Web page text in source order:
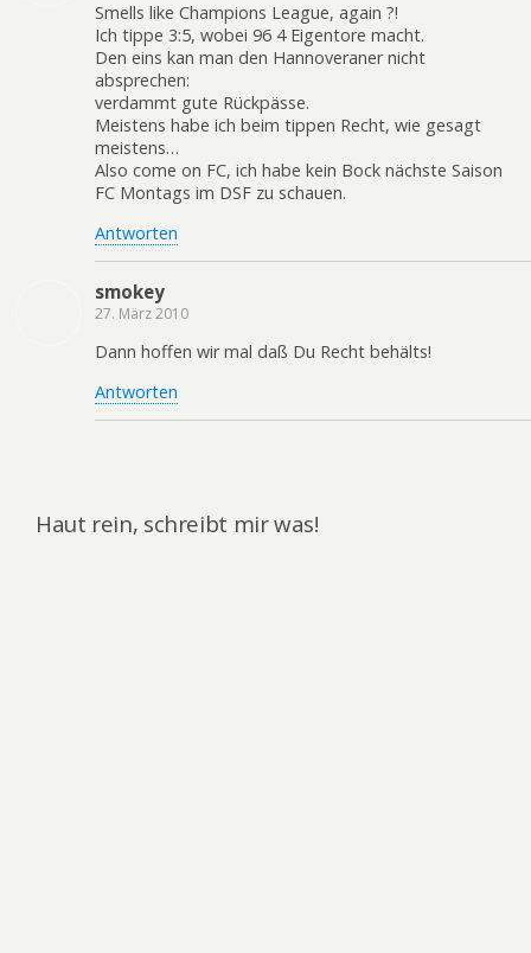
Smells like Champions League, again ?!
Ich tippe 3:5, wobei 96 4 Eigentore macht.
Den eins kan man den Hannoveraner nicht
absprechen:
verdammt gute Rückpässe.
Meistens habe ich beim tippen Recht, wie gesagt
meistens…
Also come on FC, ich habe kein Bock nächste Saison
FC Montags im DSF zu schauen.
Antworten
smokey
27. März 2010
Dann hoffen wir mal daß Du Recht behälts!
Antworten
Haut rein, schreibt mir was!